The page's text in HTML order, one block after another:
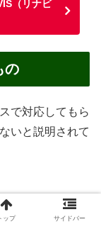
（リナビ
の
で対応してもら
いと説明されて
ップ サイドバー